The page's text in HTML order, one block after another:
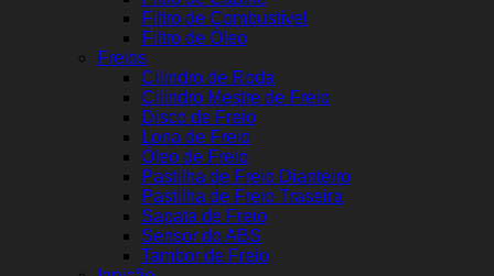
Filtro de Combustível
Filtro de Óleo
Freios
Cilindro de Roda
Cilindro Mestre de Freio
Disco de Freio
Lona de Freio
Óleo de Freio
Pastilha de Freio Dianteiro
Pastilha de Freio Traseira
Sapata de Freio
Sensor do ABS
Tambor de Freio